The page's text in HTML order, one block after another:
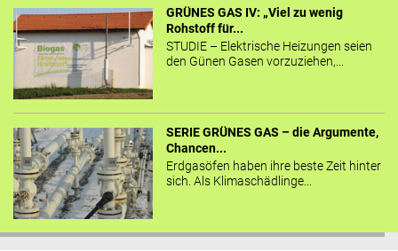
GRÜNES GAS IV: „Viel zu wenig
Rohstoff für...
STUDIE – Elektrische Heizungen seien
den Günen Gasen vorzuziehen,...
SERIE GRÜNES GAS – die Argumente,
Chancen...
Erdgasöfen haben ihre beste Zeit hinter
sich. Als Klimaschädlinge...